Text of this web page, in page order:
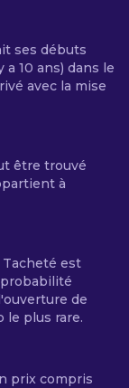
ses débuts
a 10 ans) dans le
avec la mise
être trouvé
à
Tacheté est
de
le plus rare.
prix compris